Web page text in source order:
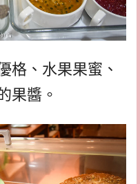
格、水果果蜜、
果醬。